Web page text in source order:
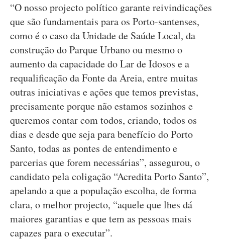
“O nosso projecto político garante reivindicações
que são fundamentais para os Porto-santenses,
como é o caso da Unidade de Saúde Local, da
construção do Parque Urbano ou mesmo o
aumento da capacidade do Lar de Idosos e a
requalificação da Fonte da Areia, entre muitas
outras iniciativas e ações que temos previstas,
precisamente porque não estamos sozinhos e
queremos contar com todos, criando, todos os
dias e desde que seja para benefício do Porto
Santo, todas as pontes de entendimento e
parcerias que forem necessárias”, assegurou, o
candidato pela coligação “Acredita Porto Santo”,
apelando a que a população escolha, de forma
clara, o melhor projecto, “aquele que lhes dá
maiores garantias e que tem as pessoas mais
capazes para o executar”.